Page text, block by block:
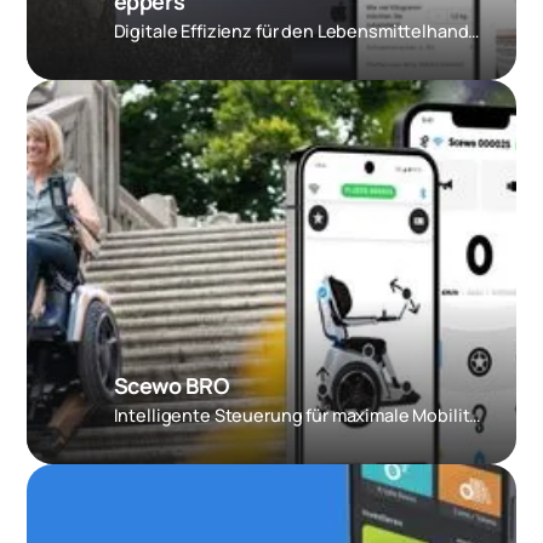
Digitale Effizienz für den Lebensmittelhandel
Scewo BRO
Intelligente Steuerung für maximale Mobilität